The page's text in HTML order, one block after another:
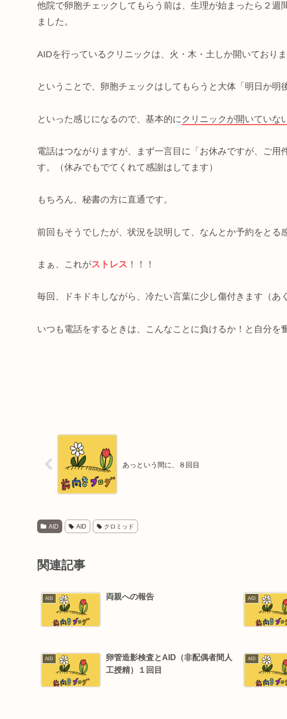
他院で卵胞チェックしてもらう前は、生理が始まったら２週
ました。
AIDを行っているクリニックは、火・木・土しか開いておりま
ということで、卵胞チェックはしてもらうと大体「明日か明
といった感じになるので、基本的に クリニックが開いていな
電話はつながりますが、まず一言目に「お休みですが、ご用
す。（休みでもでてくれて感謝はしてます）
もちろん、秘書の方に直通です。
前回もそうでしたが、状況を説明して、なんとか予約をとる
まぁ、これがストレス ！！！
毎回、ドキドキしながら、冷たい言葉に少し傷付きます（あ
いつも電話をするときは、こんなことに負けるか！と自分を
あっという間に、８回目
AID AID クロミッド
関連記事
AID 両親への報告 AID
AID
卵管造影検査とAID（非配偶者間人
工授精）１回目
AID